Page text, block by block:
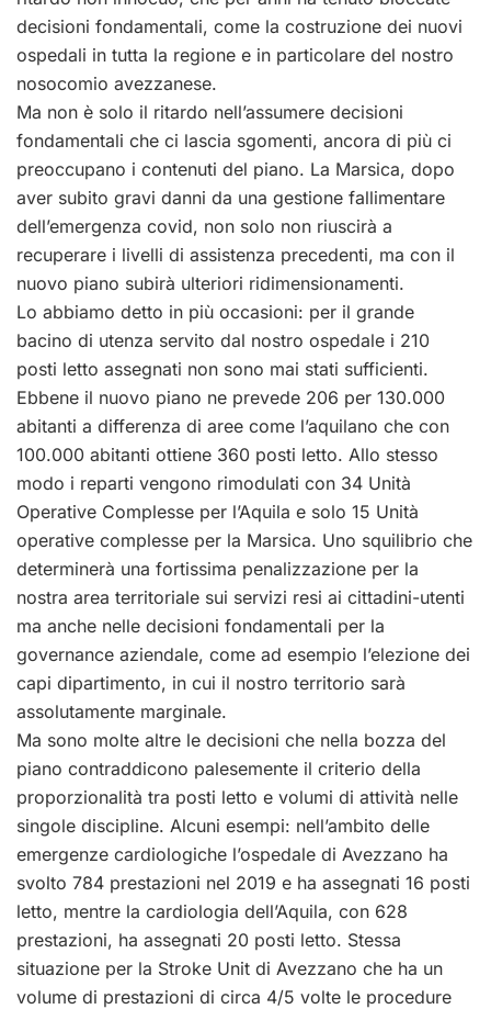
decisioni fondamentali, come la costruzione dei nuovi
ospedali in tutta la regione e in particolare del nostro
nosocomio avezzanese.
Ma non è solo il ritardo nell’assumere decisioni
fondamentali che ci lascia sgomenti, ancora di più ci
preoccupano i contenuti del piano. La Marsica, dopo
aver subito gravi danni da una gestione fallimentare
dell’emergenza covid, non solo non riuscirà a
recuperare i livelli di assistenza precedenti, ma con il
nuovo piano subirà ulteriori ridimensionamenti.
Lo abbiamo detto in più occasioni: per il grande
bacino di utenza servito dal nostro ospedale i 210
posti letto assegnati non sono mai stati sufficienti.
Ebbene il nuovo piano ne prevede 206 per 130.000
abitanti a differenza di aree come l’aquilano che con
100.000 abitanti ottiene 360 posti letto. Allo stesso
modo i reparti vengono rimodulati con 34 Unità
Operative Complesse per l’Aquila e solo 15 Unità
operative complesse per la Marsica. Uno squilibrio che
determinerà una fortissima penalizzazione per la
nostra area territoriale sui servizi resi ai cittadini-utenti
ma anche nelle decisioni fondamentali per la
governance aziendale, come ad esempio l’elezione dei
capi dipartimento, in cui il nostro territorio sarà
assolutamente marginale.
Ma sono molte altre le decisioni che nella bozza del
piano contraddicono palesemente il criterio della
proporzionalità tra posti letto e volumi di attività nelle
singole discipline. Alcuni esempi: nell’ambito delle
emergenze cardiologiche l’ospedale di Avezzano ha
svolto 784 prestazioni nel 2019 e ha assegnati 16 posti
letto, mentre la cardiologia dell’Aquila, con 628
prestazioni, ha assegnati 20 posti letto. Stessa
situazione per la Stroke Unit di Avezzano che ha un
volume di prestazioni di circa 4/5 volte le procedure